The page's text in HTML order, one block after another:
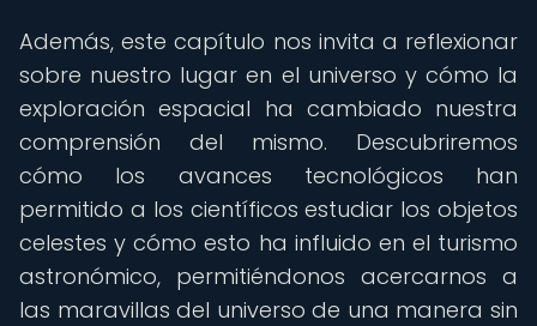
Además, este capítulo nos invita a reflexionar
sobre nuestro lugar en el universo y cómo la
exploración espacial ha cambiado nuestra
comprensión del mismo. Descubriremos
cómo los avances tecnológicos han
permitido a los científicos estudiar los objetos
celestes y cómo esto ha influido en el turismo
astronómico, permitiéndonos acercarnos a
las maravillas del universo de una manera sin